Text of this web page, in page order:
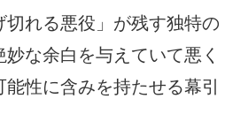
切れる悪役」が残す独特の
な余白を与えていて悪く
性に含みを持たせる幕引